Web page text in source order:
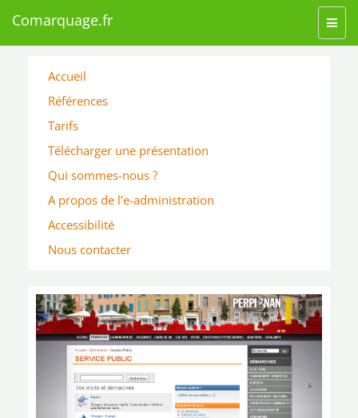
Comarquage.fr
Accueil
Références
Tarifs
Télécharger une présentation
Qui sommes-nous ?
A propos de l’e-administration
Accessibilité
Nous contacter
‹ ›